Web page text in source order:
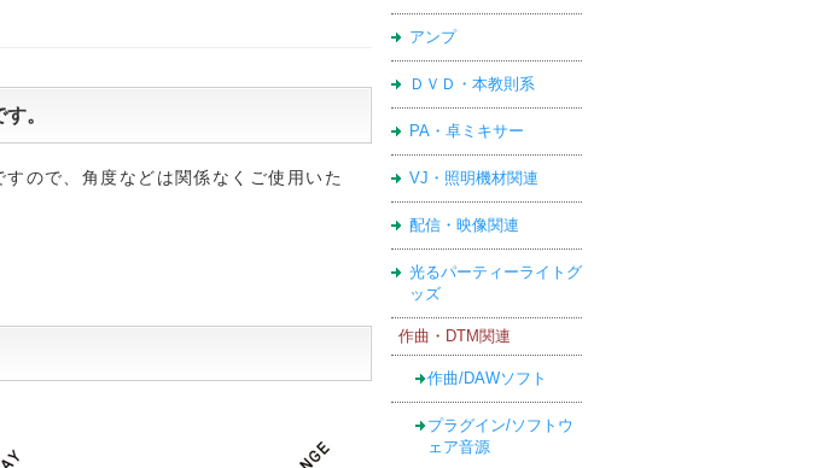
アンプ
ＤＶＤ・本教則系
PA・卓ミキサー
VJ・照明機材関連
配信・映像関連
光るパーティーライトグ
ッズ
作曲・DTM関連
作曲/DAWソフト
プラグイン/ソフトウ
ェア音源
。
ので、角度などは関係なくご使用いた